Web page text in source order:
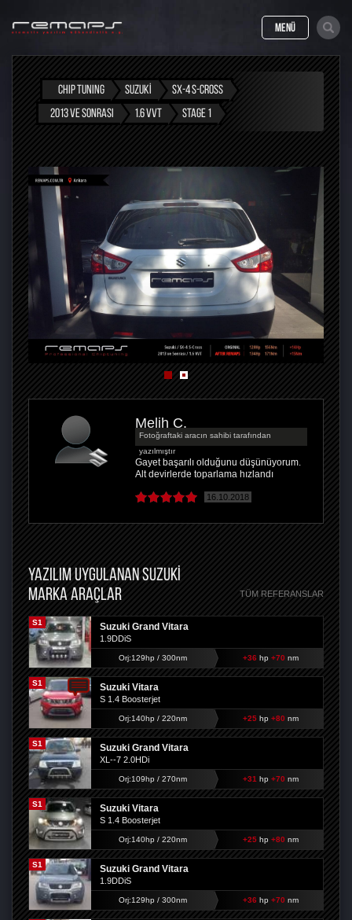
MENÜ
CHIP TUNING SUZUKI
SX-4 S-CROSS
2013 VE SONRASI
1.6 VVT STAGE 1
Melih Ç.
Fotoğraftaki aracın sahibi tarafından
yazılmıştır
Gayet başarılı olduğunu düşünüyorum.
Alt devirlerde toparlama hızlandı
16.10.2018
YAZILIM UYGULANAN SUZUKI
MARKA ARAÇLAR
TÜM REFERANSLAR
S1 Suzuki Grand Vitara
1.9DDiS
Orj:129hp / 300nm +36 hp +70 nm
S1 Suzuki Vitara
S 1.4 Boosterjet
Orj:140hp / 220nm +25hp +80 nm
S1 Suzuki Grand Vitara
XL--7 2.0HDi
Orj:109hp / 270nm +31 hp +70 nm
S1 Suzuki Vitara
S 1.4 Boosterjet
Orj:140hp / 220nm +25hp +80 nm
S1 Suzuki Grand Vitara
1.9DDiS
Orj:129hp / 300nm +36 hp +70 nm